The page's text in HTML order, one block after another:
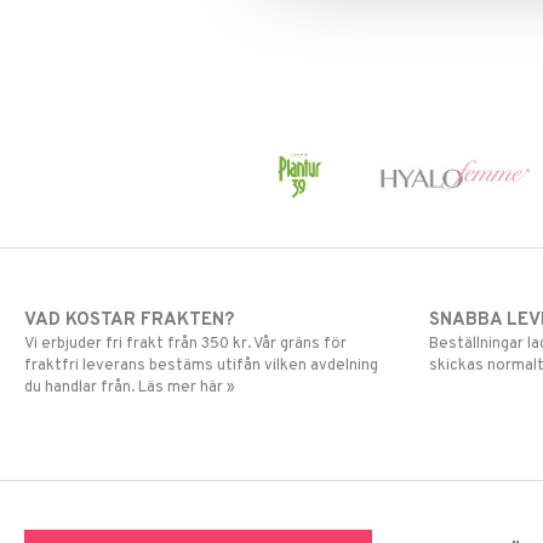
VAD KOSTAR FRAKTEN?
Vi erbjuder fri frakt från 350 kr. Vår gräns för
fraktfri leverans bestäms utifån vilken avdelning
du handlar från. Läs mer här »
SNABBA
Beställningar
skickas